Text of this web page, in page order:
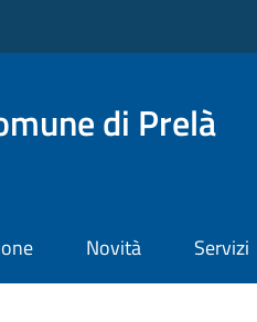
di Prelà
Novità Servizi